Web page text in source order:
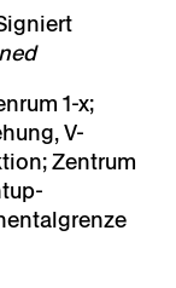
1-x;
V-
Zentrum